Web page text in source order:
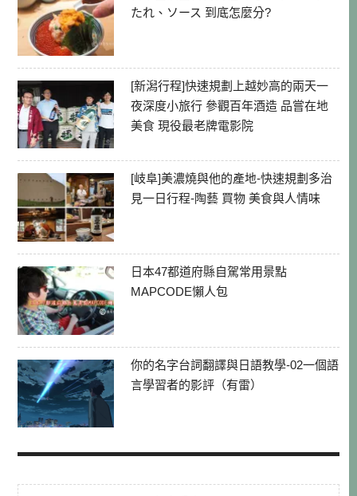
たれ、ソース 到底怎麼分?
[新潟行程]快速規劃上越妙高的兩天一
夜深度小旅行 參觀百年酒造 品嘗在地
美食 現役最老牌電影院
[岐阜]美濃燒與他的產地-快速規劃多治
見一日行程-陶藝 買物 美食與人情味
日本47都道府縣自駕常用景點
MAPCODE懶人包
你的名字台詞翻譯與日語教學-02一個語
言學習者的影評（有雷）